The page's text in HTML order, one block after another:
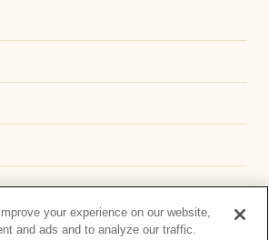
ス
your experience on our website,
and ads and to analyze our traffic.